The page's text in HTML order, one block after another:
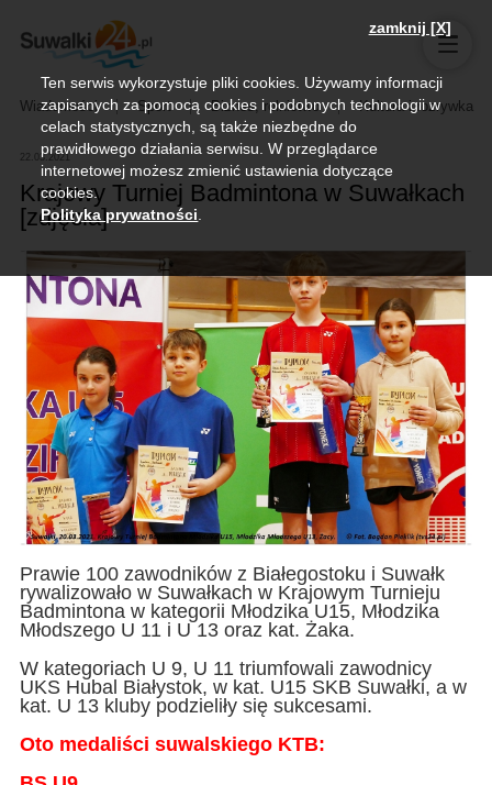
Wiadomości Sport Biznes, rolnictwo Kultura i rozrywka
22.03.2021
Krajowy Turniej Badmintona w Suwałkach
[zdjęcia]
Prawie 100 zawodników z Białegostoku i Suwałk
rywalizowało w Suwałkach w Krajowym Turnieju
Badmintona w kategorii Młodzika U15, Młodzika
Młodszego U 11 i U 13 oraz kat. Żaka.
W kategoriach U 9, U 11 triumfowali zawodnicy
UKS Hubal Białystok, w kat. U15 SKB Suwałki, a w
kat. U 13 kluby podzieliły się sukcesami.
Oto medaliści suwalskiego KTB:
zamknij [X]
Ten serwis wykorzystuje pliki cookies. Używamy informacji
zapisanych za pomocą cookies i podobnych technologii w
celach statystycznych, są także niezbędne do
prawidłowego działania serwisu. W przeglądarce
internetowej możesz zmienić ustawienia dotyczące
cookies.
Polityka prywatności